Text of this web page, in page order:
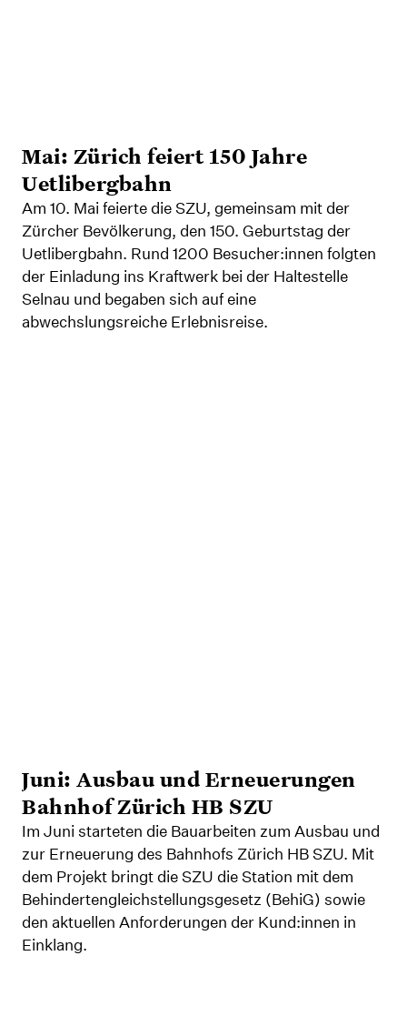
Mai: Zürich feiert 150 Jahre
Uetlibergbahn
Am 10. Mai feierte die SZU, gemeinsam mit der
Zürcher Bevölkerung, den 150. Geburtstag der
Uetlibergbahn. Rund 1200 Besucher:innen folgten
der Einladung ins Kraftwerk bei der Haltestelle
Selnau und begaben sich auf eine
abwechslungsreiche Erlebnisreise.
Juni: Ausbau und Erneuerungen
Bahnhof Zürich HB SZU
Im Juni starteten die Bauarbeiten zum Ausbau und
zur Erneuerung des Bahnhofs Zürich HB SZU. Mit
dem Projekt bringt die SZU die Station mit dem
Behindertengleichstellungsgesetz (BehiG) sowie
den aktuellen Anforderungen der Kund:innen in
Einklang.